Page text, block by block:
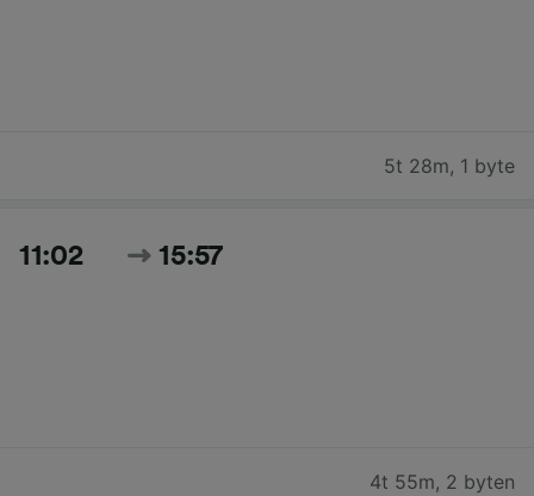
5t 28m, 1 byte
11:02 15:57
4t 55m, 2 byten